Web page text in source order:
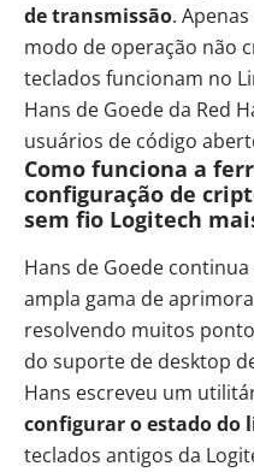
de transmissão.
modo de operação não
teclados funcionam no
Hans de Goede da Red
usuários de código
Como funciona a
configuração de
sem fio Logitech
Hans de Goede
ampla gama de
resolvendo muitos
do suporte de desktop
Hans escreveu um
configurar o estado do
teclados antigos da